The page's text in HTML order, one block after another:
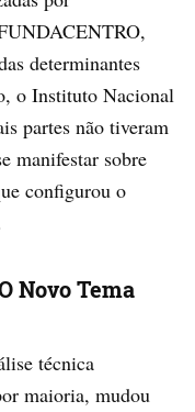
determinantes
o Instituto Nacional
partes não tiveram
manifestar sobre
configurou o
Novo Tema
técnica
maioria, mudou